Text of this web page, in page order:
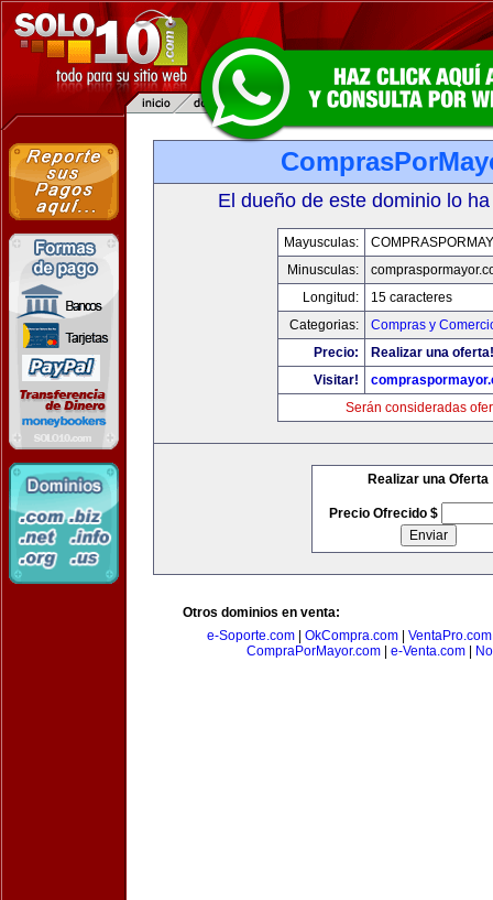
El dueño de este dominio lo
Mayusculas:
Minusculas:
Longitud:
15 caracteres
Categorias:
Compras y
Precio:
Realizar una oferta!
Visitar!
Serán consideradas
Realizar una Oferta
Precio Ofrecido $
Otros dominios en venta:
e-Soporte.com
OkCompra.com VentaPro.com
CompraPorMayor.com| e-Venta.com|